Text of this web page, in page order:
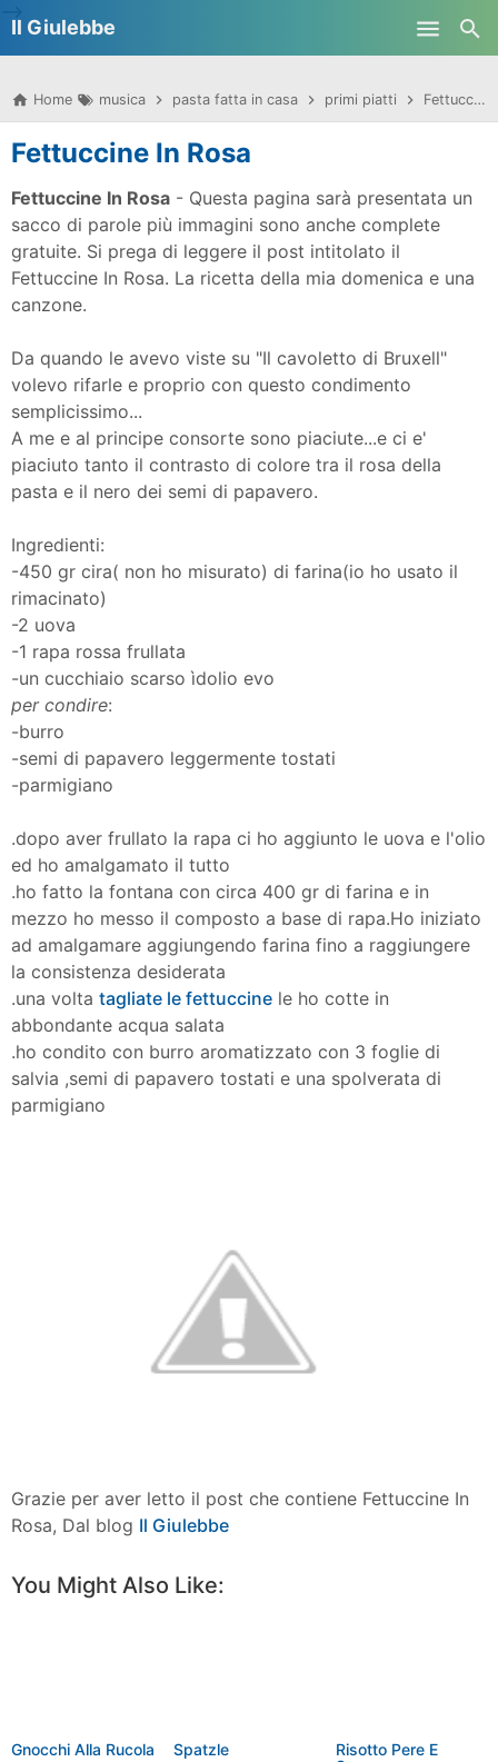
Il Giulebbe
Home musica pasta fatta in casa primi piatti Fettuccine In Rosa
Fettuccine In Rosa
Fettuccine In Rosa - Questa pagina sarà presentata un
sacco di parole più immagini sono anche complete
gratuite. Si prega di leggere il post intitolato il
Fettuccine In Rosa. La ricetta della mia domenica e una
canzone.
Da quando le avevo viste su "Il cavoletto di Bruxell"
volevo rifarle e proprio con questo condimento
semplicissimo...
A me e al principe consorte sono piaciute...e ci e'
piaciuto tanto il contrasto di colore tra il rosa della
pasta e il nero dei semi di papavero.
Ingredienti:
-450 gr cira( non ho misurato) di farina(io ho usato il
rimacinato)
-2 uova
-1 rapa rossa frullata
-un cucchiaio scarso ìdolio evo
per condire:
-burro
-semi di papavero leggermente tostati
-parmigiano
.dopo aver frullato la rapa ci ho aggiunto le uova e l'olio
ed ho amalgamato il tutto
.ho fatto la fontana con circa 400 gr di farina e in
mezzo ho messo il composto a base di rapa.Ho iniziato
ad amalgamare aggiungendo farina fino a raggiungere
la consistenza desiderata
.una volta tagliate le fettuccine le ho cotte in
abbondante acqua salata
.ho condito con burro aromatizzato con 3 foglie di
salvia ,semi di papavero tostati e una spolverata di
parmigiano
Grazie per aver letto il post che contiene Fettuccine In
Rosa, Dal blog Il Giulebbe
Facebook Twitter